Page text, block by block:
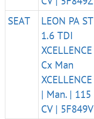
SEAT
LEON PA ST
1.6 TDI
XCELLENCE
Cx Man
XCELLENCE
| Man. | 115
CV | 5F849V